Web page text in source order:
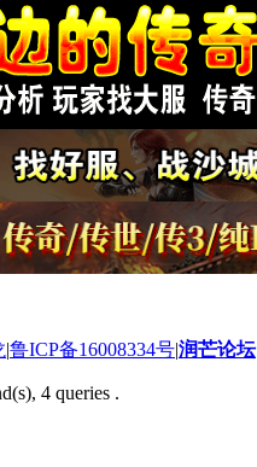
|鲁ICP备16008334号|润芒论坛
4 queries .